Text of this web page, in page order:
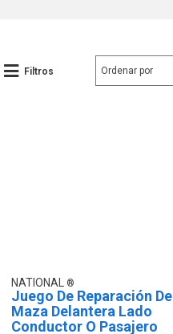
Filtros
NATIONAL
Juego De Reparación De
Maza Delantera Lado
Conductor O Pasajero